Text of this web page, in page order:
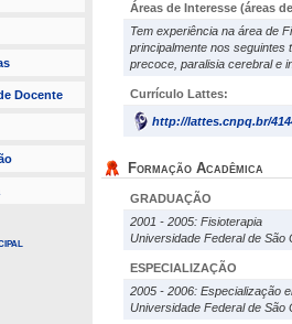
Docente
Áreas de Interesse (áreas
Tem experiência na área de
principalmente nos
precoce, paralisia cerebral e
Currículo Lattes:
http://lattes.cnpq.br/
Formação Acadêmica
GRADUAÇÃO
2001 - 2005: Fisioterapia
Universidade Federal de São
ESPECIALIZAÇÃO
2005 - 2006: Especialização
Universidade Federal de São